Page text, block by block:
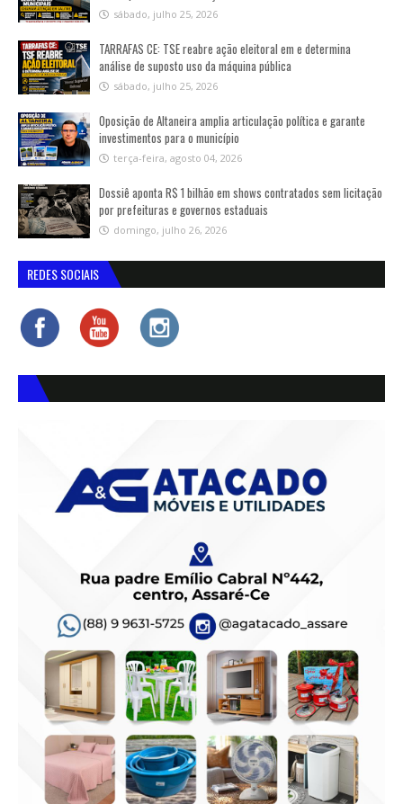
sábado, julho 25, 2026
TARRAFAS CE: TSE reabre ação eleitoral em e determina
análise de suposto uso da máquina pública
sábado, julho 25, 2026
Oposição de Altaneira amplia articulação política e garante
investimentos para o município
terça-feira, agosto 04, 2026
Dossiê aponta R$ 1 bilhão em shows contratados sem licitação
por prefeituras e governos estaduais
domingo, julho 26, 2026
REDES SOCIAIS